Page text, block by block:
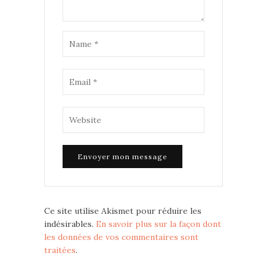
Ce site utilise Akismet pour réduire les
indésirables. En savoir plus sur la façon dont
les données de vos commentaires sont
traitées.